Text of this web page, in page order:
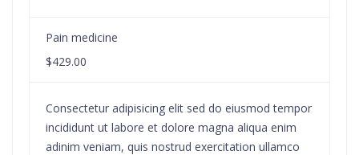
Pain medicine
$429.00
Consectetur adipisicing elit sed do eiusmod tempor
incididunt ut labore et dolore magna aliqua enim
adinim veniam, quis nostrud exercitation ullamco